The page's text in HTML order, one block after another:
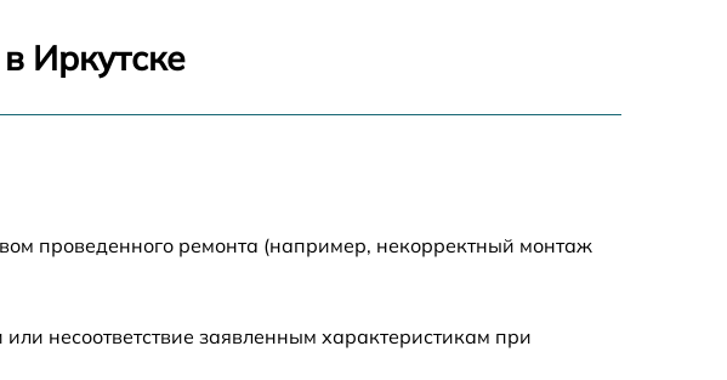
Иркутске
проведенного ремонта (например, некорректный монтаж
несоответствие заявленным характеристикам при